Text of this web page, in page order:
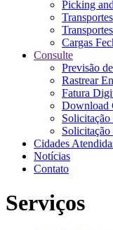
Picking
Cargas
Consulte
Previsão
Rastrear
Fatura
Download
Solicitação
Solicitação
Cidades
Notícias
Contato
Serviços